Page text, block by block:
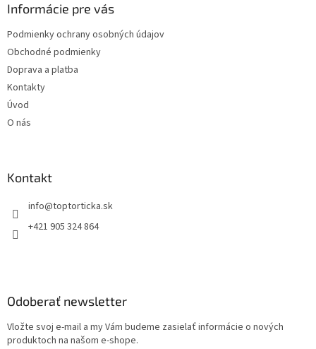
Informácie pre vás
Podmienky ochrany osobných údajov
Obchodné podmienky
Doprava a platba
Kontakty
Úvod
O nás
Kontakt
+421 905 324 864
Odoberať newsletter
Vložte svoj e-mail a my Vám budeme zasielať informácie o nových
produktoch na našom e-shope.